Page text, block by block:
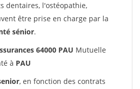
dentaires, l'ostéopathie,
être prise en charge par la
sénior.
64000 PAU Mutuelle
à PAU
, en fonction des contrats